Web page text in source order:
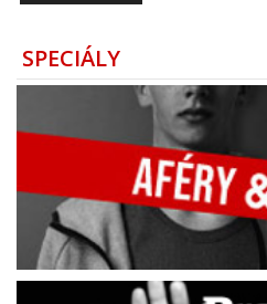
SPECIÁLY